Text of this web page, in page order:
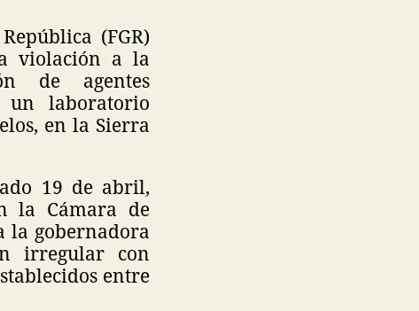
(FGR)
violación a la
de agentes
un laboratorio
en la Sierra
19 de abril,
la Cámara de
la gobernadora
irregular con
entre